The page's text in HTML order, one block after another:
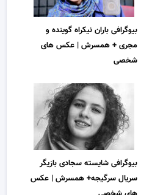
بیوگرافی باران نیکراه گوینده و
مجری + همسرش | عکس های
شخصی
بیوگرافی شایسته سجادی بازیگر
سریال سرگیجه+ همسرش | عکس